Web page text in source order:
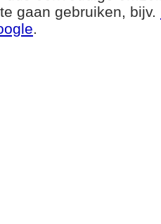
gaan gebruiken, bijv.
.